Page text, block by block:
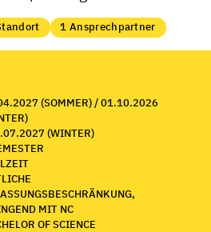
1 Ansprechpartner
(SOMMER) / 01.10.2026
(WINTER)
MIT NC
OF SCIENCE